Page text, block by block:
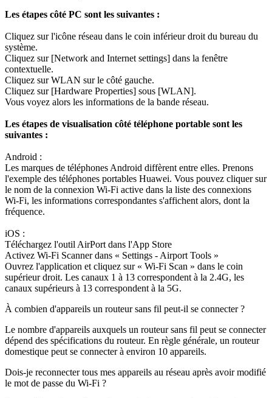
Les étapes côté PC sont les suivantes :
Cliquez sur l'icône réseau dans le coin inférieur droit du bureau du
système.
Cliquez sur [Network and Internet settings] dans la fenêtre
contextuelle.
Cliquez sur WLAN sur le côté gauche.
Cliquez sur [Hardware Properties] sous [WLAN].
Vous voyez alors les informations de la bande réseau.
Les étapes de visualisation côté téléphone portable sont les
suivantes :
Android :
Les marques de téléphones Android diffèrent entre elles. Prenons
l'exemple des téléphones portables Huawei. Vous pouvez cliquer sur
le nom de la connexion Wi-Fi active dans la liste des connexions
Wi-Fi, les informations correspondantes s'affichent alors, dont la
fréquence.
iOS :
Téléchargez l'outil AirPort dans l'App Store
Activez Wi-Fi Scanner dans « Settings - Airport Tools »
Ouvrez l'application et cliquez sur « Wi-Fi Scan » dans le coin
supérieur droit. Les canaux 1 à 13 correspondent à la 2.4G, les
canaux supérieurs à 13 correspondent à la 5G.
À combien d'appareils un routeur sans fil peut-il se connecter ?
Le nombre d'appareils auxquels un routeur sans fil peut se connecter
dépend des spécifications du routeur. En règle générale, un routeur
domestique peut se connecter à environ 10 appareils.
Dois-je reconnecter tous mes appareils au réseau après avoir modifié
le mot de passe du Wi-Fi ?